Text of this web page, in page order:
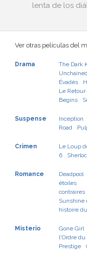
lenta de los
Ver otras películas del
Drama The Dark
Évadés
Le Retour
Begins
Suspense Inception
Road
Crimen Le Loup
6
Romance Deadpool
étoiles
contraires
Sunshine
histoire
Misterio Gone Girl
l'Ordre du
Prestige